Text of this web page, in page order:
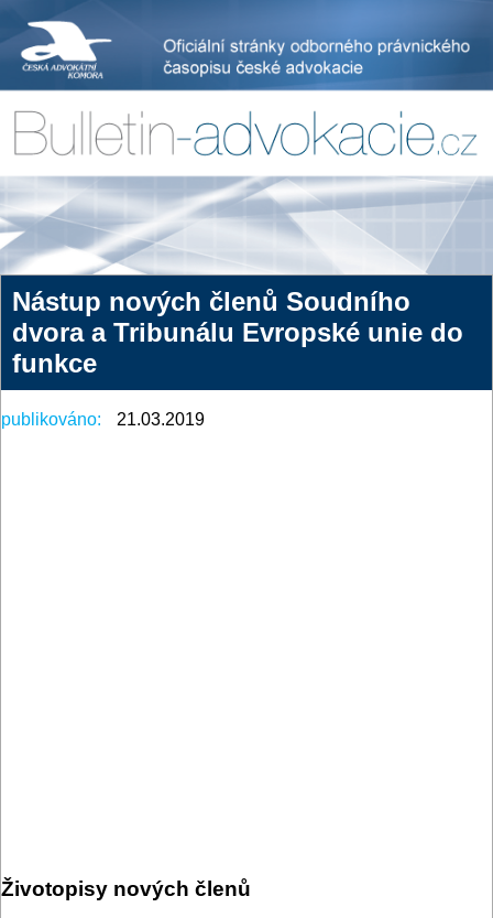
Nástup nových členů Soudního
dvora a Tribunálu Evropské unie do
funkce
publikováno: 21.03.2019
Životopisy nových členů